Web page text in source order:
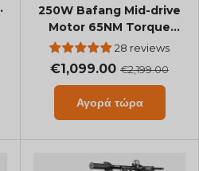
250W Bafang Mid-drive
Motor 65NM Torque
Step Over Commuter E-
bike
28 reviews
€1,099.00 €2,199.00
Αγορά τώρα